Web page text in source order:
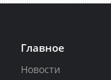
Главное
Новости